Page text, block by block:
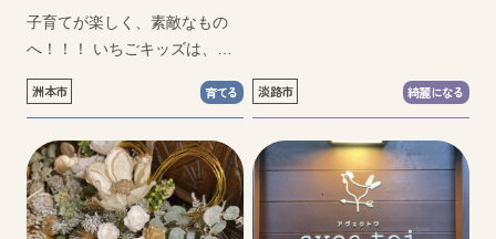
子育てが楽しく、素敵なもの
へ！！！ いちごキッズは、
日々子育てにがんばってい
る、お父さんお母さんを応援
洲本市 育てる 淡路市 綺麗になる